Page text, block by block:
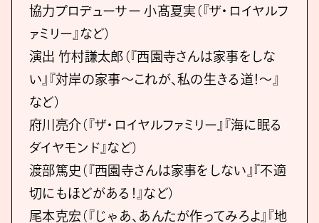
協力プロデューサー 小髙夏実（『ザ・ロイヤルフ
ァミリー』など）
演出 竹村謙太郎（『西園寺さんは家事をしな
い』『対岸の家事～これが、私の生きる道！～』
など）
府川亮介（『ザ・ロイヤルファミリー』『海に眠る
ダイヤモンド』など）
渡部篤史（『西園寺さんは家事をしない』『不適
切にもほどがある！』など）
尾本克宏（『じゃあ、あんたが作ってみろよ』『地